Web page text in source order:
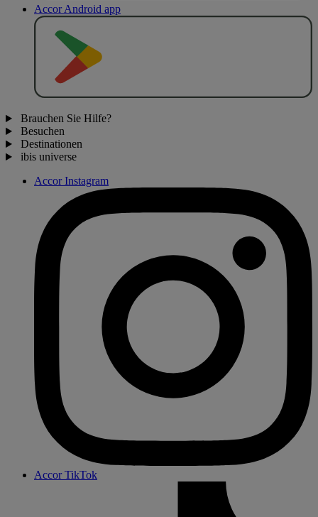
Accor Android app
Brauchen Sie Hilfe?
Besuchen
Destinationen
ibis universe
Accor Instagram
Accor TikTok